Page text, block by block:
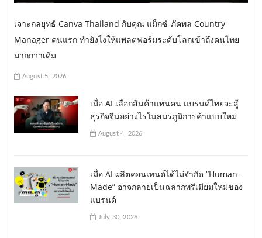
เจาะกลยุทธ์ Canva Thailand กับคุณ แม็กซ์-ภัคพล Country
Manager คนแรก ทำยังไงให้แพลตฟอร์มระดับโลกเข้าถึงคนไทย
มากกว่าเดิม
August 5, 2026
เมื่อ AI เลือกสินค้าแทนคน แบรนด์ไทยจะสู้
ธุรกิจจีนอย่างไรในสมรภูมิการค้าแบบใหม่
August 4, 2026
เมื่อ AI ผลิตคอนเทนต์ได้ไม่จำกัด “Human-
Made” อาจกลายเป็นฉลากพรีเมียมใหม่ของ
แบรนด์
July 30, 2026